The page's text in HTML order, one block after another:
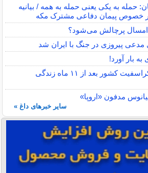
حمله به یکی یعنی حمله به همه / بیانیه
خصوص پیمان دفاعی مشترک مکه
امسال پرچالش می‌شود؟
مدعی پیروزی در جنگ با ایران شد
بار آورد!
دستگیری قاتل قهرمان کراسفیت کشور بعد از ۱۱ ماه زندگی
مدفون «اروپا»
سایر خبرهای داغ »